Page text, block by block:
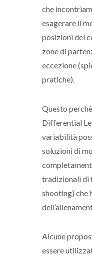
che
esagerare il
posizioni del
zone di
eccezione
pratiche).
Questo
Differential
variabilità
soluzioni di
tradizionali di
shooting) che
Alcune
essere